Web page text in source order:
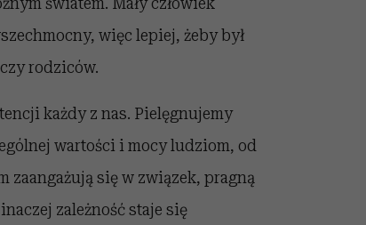
więc lepiej, żeby był
rodziców.
każdy z nas. Pielęgnujemy
wartości i mocy ludziom, od
zaangażują się w związek, pragną
zależność staje się